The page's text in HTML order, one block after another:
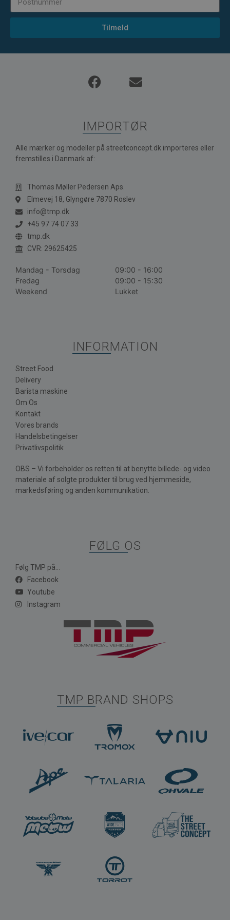
Tilmeld
IMPORTØR
Alle mærker og modeller på streetconcept.dk importeres eller
fremstilles i Danmark af:
Thomas Møller Pedersen Aps.
Elmevej 18, Glyngøre 7870 Roslev
info@tmp.dk
+45 97 74 07 33
tmp.dk
CVR: 29625425
Mandag - Torsdag
09:00 - 16:00
Fredag
09:00 - 15:30
Weekend
Lukket
INFORMATION
Street Food
Delivery
Barista maskine
Om Os
Kontakt
Vores brands
Handelsbetingelser
Privatlivspolitik
OBS – Vi forbeholder os retten til at benytte billede- og video
materiale af solgte produkter til brug ved hjemmeside,
markedsføring og anden kommunikation.
FØLG OS
Følg TMP på...
Facebook
Youtube
Instagram
TMP BRAND SHOPS